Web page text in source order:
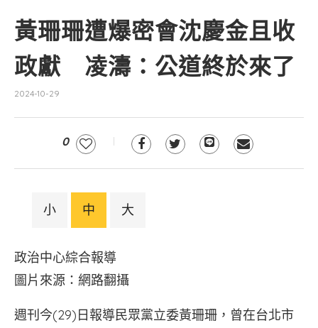
黃珊珊遭爆密會沈慶金且收
政獻 凌濤：公道終於來了
2024-10-29
0
小 中 大
政治中心綜合報導
圖片來源：網路翻攝
週刊今(29)日報導民眾黨立委黃珊珊，曾在台北市